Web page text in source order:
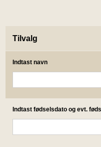
Tilvalg
Indtast navn
Indtast fødselsdato og evt.